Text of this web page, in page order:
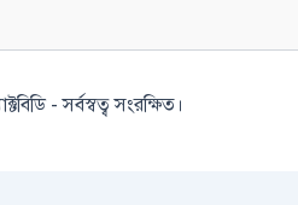
- সর্বস্বত্ব সংরক্ষিত।